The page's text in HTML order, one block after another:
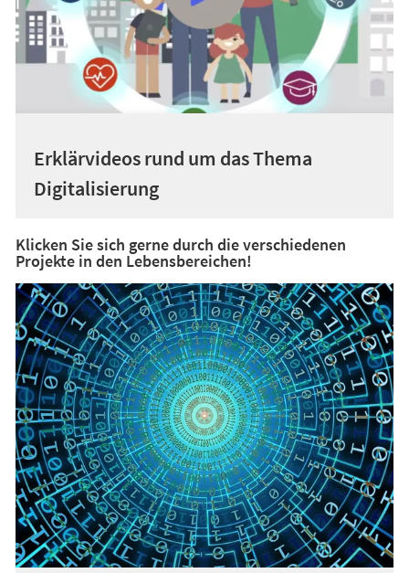
Erklärvideos rund um das Thema
Digitalisierung
Klicken Sie sich gerne durch die verschiedenen
Projekte in den Lebensbereichen!